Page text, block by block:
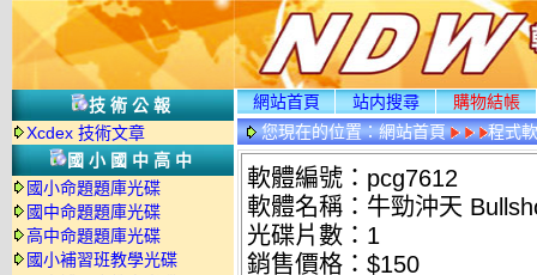
技術公報
Xcdex 技術文章
國小國中高中
國小命題題庫光碟
國中命題題庫光碟
高中命題題庫光碟
國小補習班教學光碟
網站首頁 站内搜尋
購物結帳
您現在的位置：網站首頁 程式
軟體編號：pcg7612
軟體名稱：牛勁沖天
光碟片數：1
銷售價格：$150